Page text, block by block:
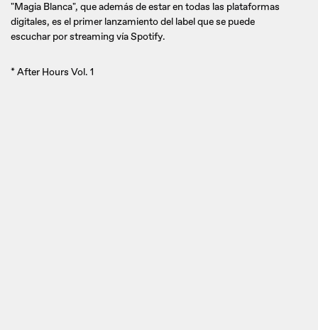
"Magia Blanca", que además de estar en todas las plataformas
digitales, es el primer lanzamiento del label que se puede
escuchar por streaming vía Spotify.
* After Hours Vol. 1